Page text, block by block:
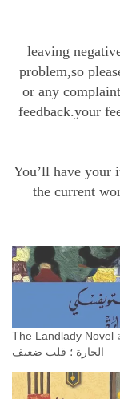
leaving
problem,so
or any
feedback.your
You’ll have your
the current
The Landlady Novel رواية
الجارة ؛ قلب ضعيف